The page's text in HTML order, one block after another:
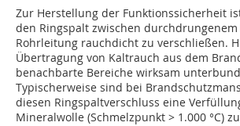
Zur Herstellung der Funktionssicherheit
den Ringspalt zwischen
Rohrleitung rauchdicht zu verschließen.
Übertragung von Kaltrauch aus dem
benachbarte Bereiche wirksam
Typischerweise sind bei
diesen Ringspaltverschluss eine
Mineralwolle (Schmelzpunkt > 1.000 °C)